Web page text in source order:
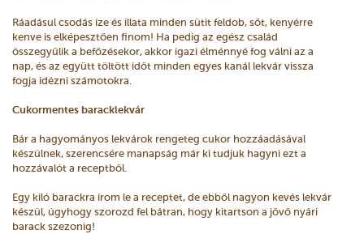
Ráadásul csodás íze és illata minden sütit feldob, sőt, kenyérre
kenve is elképesztően finom! Ha pedig az egész család
összegyűlik a befőzésekor, akkor igazi élménnyé fog válni az a
nap, és az együtt töltött időt minden egyes kanál lekvár vissza
fogja idézni számotokra.
Cukormentes baracklekvár
Bár a hagyományos lekvárok rengeteg cukor hozzáadásával
készülnek, szerencsére manapság már ki tudjuk hagyni ezt a
hozzávalót a receptből.
Egy kiló barackra írom le a receptet, de ebből nagyon kevés lekvár
készül, úgyhogy szorozd fel bátran, hogy kitartson a jövő nyári
barack szezonig!